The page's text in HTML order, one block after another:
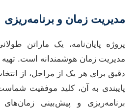
مدیریت زمان و برنامه‌ریزی
پروژه پایان‌نامه، یک ماراتن
مدیریت زمان هوشمندانه است.
دقیق برای هر یک از مراحل، از
پایبندی به آن، کلید موفقیت
برنامه‌ریزی و پیش‌بینی زمان‌های